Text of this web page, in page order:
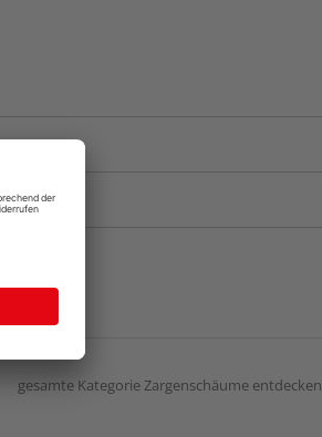
gesamte Kategorie Zargenschäume entdecken